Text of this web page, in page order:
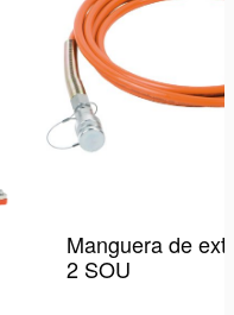
Manguera de
2 SOU